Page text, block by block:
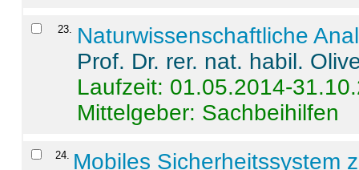
23. Naturwissenschaftliche
Prof. Dr. rer. nat. habil.
Laufzeit: 01.05.2014-
Mittelgeber: Sachbeihilfen
24. Mobiles Sicherheitssystem